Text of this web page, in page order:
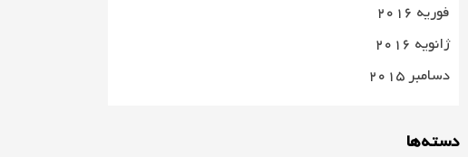
فوریه 2016
ژانویه 2016
دسامبر 2015
دسته‌ها